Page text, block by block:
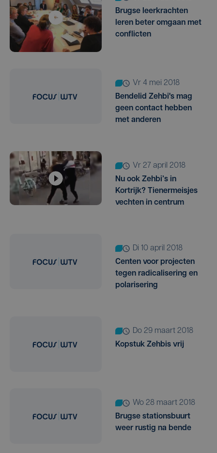
Brugse leerkrachten
leren beter omgaan met
conflicten
vr 4 mei 2018
Bendelid Zehbi's mag
geen contact hebben
met anderen
vr 27 april 2018
Nu ook Zehbi’s in
Kortrijk? Tienermeisjes
vechten in centrum
di 10 april 2018
Centen voor projecten
tegen radicalisering en
polarisering
do 29 maart 2018
Kopstuk Zehbis vrij
wo 28 maart 2018
Brugse stationsbuurt
weer rustig na bende